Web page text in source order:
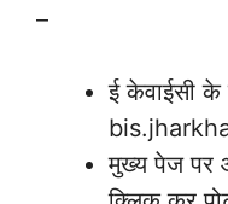
–
ई केवाईसी
मुख्य पेज पर